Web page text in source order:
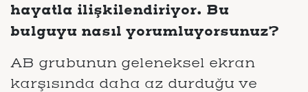
hayatla ilişkilendiriyor. Bu
bulguyu nasıl yorumluyorsunuz?
AB grubunun geleneksel ekran
karşısında daha az durduğu ve